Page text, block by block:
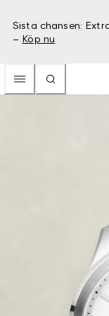
Sista chansen:
– Köp nu